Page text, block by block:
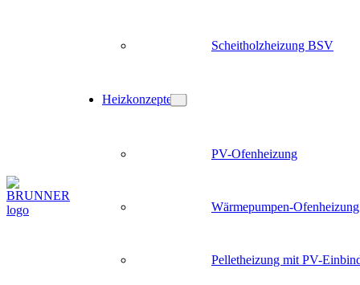
Scheitholzheizung BSV
Heizkonzepte
PV-Ofenheizung
Wärmepumpen-Ofenheizung
Pelletheizung mit PV-